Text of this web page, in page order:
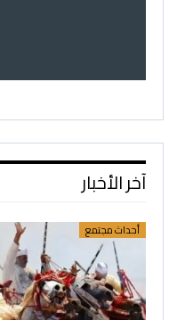
آخر الأخبار
أحداث مجتمع